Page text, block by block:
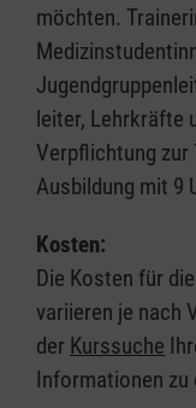
möchten.
leiter, Lehrkräfte
Verpflichtung zur
Ausbildung mit 9
Kosten:
Die Kosten für
variieren je nach
der Kurssuche
Informationen zu